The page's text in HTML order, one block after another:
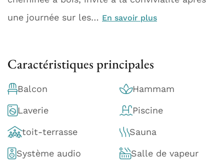
une journée sur les… En savoir plus
Caractéristiques principales
Balcon Hammam
Laverie Piscine
toit-terrasse Sauna
Système audio Salle de vapeur